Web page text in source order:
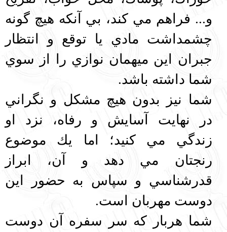
و... فراهم مي كند، بي آنكه هيچ گونه
چشمداشت مادي يا توقع و انتظار
جبران اين ميهمان نوازي را از سوي
شما داشته باشد.
شما نيز بدون هيچ مشكل و نگراني
در نهايت آسايش و رفاه، نزد او
زندگي مي كنيد؛ اما يك موضوع
رنجتان مي دهد و آن، ابراز
قدرشناسي و سپاس به حضور اين
دوست مهربان است.
شما هربار كه سر سفره آن دوست